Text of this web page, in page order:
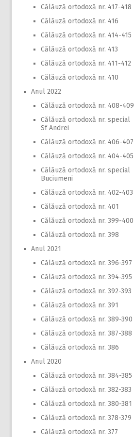
Călăuză ortodoxă nr. 417-418
Călăuză ortodoxă nr. 416
Călăuză ortodoxă nr. 414-415
Călăuză ortodoxă nr. 413
Călăuză ortodoxă nr. 411-412
Călăuză ortodoxă nr. 410
Anul 2022
Călăuză ortodoxă nr. 408-409
Călăuză ortodoxă nr. special
Sf Andrei
Călăuză ortodoxă nr. 406-407
Călăuză ortodoxă nr. 404-405
Călăuză ortodoxă nr. special
Buciumeni
Călăuză ortodoxă nr. 402-403
Călăuză ortodoxă nr. 401
Călăuză ortodoxă nr. 399-400
Călăuză ortodoxă nr. 398
Anul 2021
Călăuză ortodoxă nr. 396-397
Călăuză ortodoxă nr. 394-395
Călăuză ortodoxă nr. 392-393
Călăuză ortodoxă nr. 391
Călăuză ortodoxă nr. 389-390
Călăuză ortodoxă nr. 387-388
Călăuză ortodoxă nr. 386
Anul 2020
Călăuză ortodoxă nr. 384-385
Călăuză ortodoxă nr. 382-383
Călăuză ortodoxă nr. 380-381
Călăuză ortodoxă nr. 378-379
Călăuză ortodoxă nr. 377